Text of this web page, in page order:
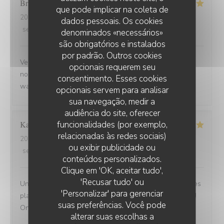
que pode implicar na coleta de
dados pessoais. Os cookies
denominados «necessários»
são obrigatórios e instalados
por padrão. Outros cookies
opcionais requerem seu
consentimento. Esses cookies
opcionais servem para analisar
sua navegação, medir a
audiência do site, oferecer
funcionalidades (por exemplo,
relacionadas às redes sociais)
ou exibir publicidade ou
conteúdos personalizados.
Clique em 'OK, aceitar tudo',
'Recusar tudo' ou
'Personalizar' para gerenciar
suas preferências. Você pode
alterar suas escolhas a
Brigitte
2025-09-02
- 12:30 - guests 3
service
ambience:5/5 menu:5/5 quality_price
Venue avec des amis de Belfort.super bien accueillis,
nous avons beaucoup apprécié la carbonade et le
waterzoi de poissons Nous reviendrons
Karine
2025-08-30
- 21:15 - guests 4
service
ambience:5/5 menu:5/5 quality_price
Une adresse a absolument découvrir ! Une ambiance,des
plats tous délicieux,un personnel attentionné et réactif !!
On reviendra....